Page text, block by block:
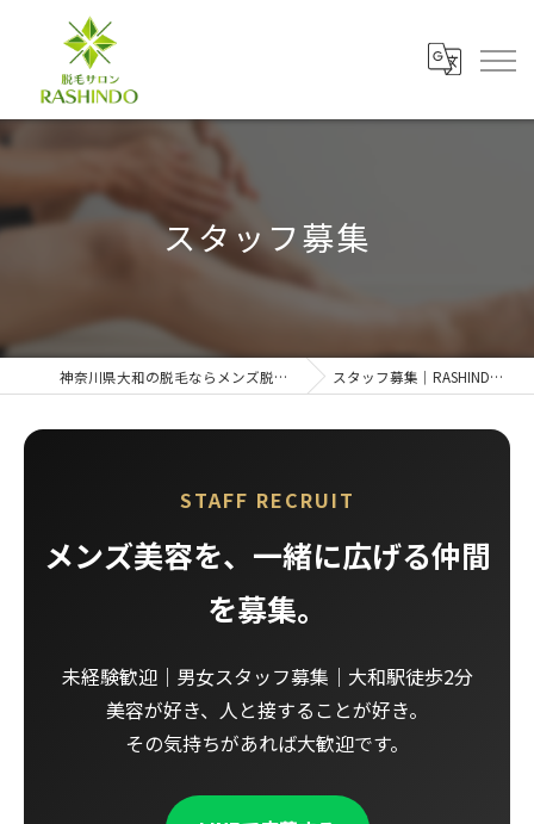
スタッフ募集
神奈川県大和の脱毛ならメンズ脱毛サロンRASHINDO大和店 スタッフ募集｜RASHINDO大和店 採用ページ
STAFF RECRUIT
メンズ美容を、一緒に広げる仲間
を募集。
未経験歓迎｜男女スタッフ募集｜大和駅徒歩2分
美容が好き、人と接することが好き。
その気持ちがあれば大歓迎です。